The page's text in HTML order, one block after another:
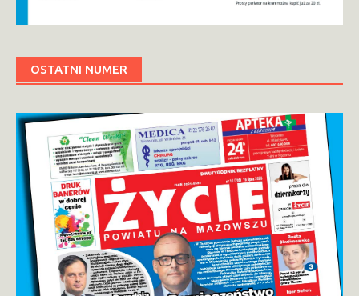
OSTATNI NUMER